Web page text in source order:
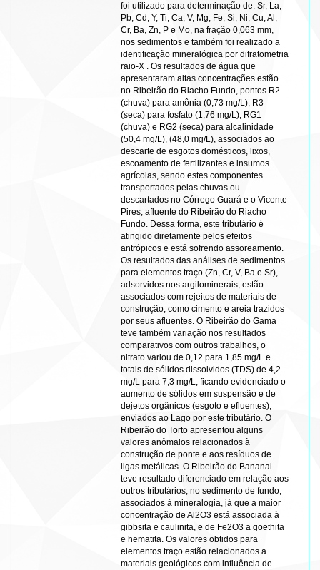
foi utilizado para determinação de: Sr, La,
Pb, Cd, Y, Ti, Ca, V, Mg, Fe, Si, Ni, Cu, Al,
Cr, Ba, Zn, P e Mo, na fração 0,063 mm,
nos sedimentos e também foi realizado a
identificação mineralógica por difratometria
raio-X . Os resultados de água que
apresentaram altas concentrações estão
no Ribeirão do Riacho Fundo, pontos R2
(chuva) para amônia (0,73 mg/L), R3
(seca) para fosfato (1,76 mg/L), RG1
(chuva) e RG2 (seca) para alcalinidade
(50,4 mg/L), (48,0 mg/L), associados ao
descarte de esgotos domésticos, lixos,
escoamento de fertilizantes e insumos
agrícolas, sendo estes componentes
transportados pelas chuvas ou
descartados no Córrego Guará e o Vicente
Pires, afluente do Ribeirão do Riacho
Fundo. Dessa forma, este tributário é
atingido diretamente pelos efeitos
antrópicos e está sofrendo assoreamento.
Os resultados das análises de sedimentos
para elementos traço (Zn, Cr, V, Ba e Sr),
adsorvidos nos argilominerais, estão
associados com rejeitos de materiais de
construção, como cimento e areia trazidos
por seus afluentes. O Ribeirão do Gama
teve também variação nos resultados
comparativos com outros trabalhos, o
nitrato variou de 0,12 para 1,85 mg/L e
totais de sólidos dissolvidos (TDS) de 4,2
mg/L para 7,3 mg/L, ficando evidenciado o
aumento de sólidos em suspensão e de
dejetos orgânicos (esgoto e efluentes),
enviados ao Lago por este tributário. O
Ribeirão do Torto apresentou alguns
valores anômalos relacionados à
construção de ponte e aos resíduos de
ligas metálicas. O Ribeirão do Bananal
teve resultado diferenciado em relação aos
outros tributários, no sedimento de fundo,
associados à mineralogia, já que a maior
concentração de Al2O3 está associada à
gibbsita e caulinita, e de Fe2O3 a goethita
e hematita. Os valores obtidos para
elementos traço estão relacionados a
materiais geológicos com influência de